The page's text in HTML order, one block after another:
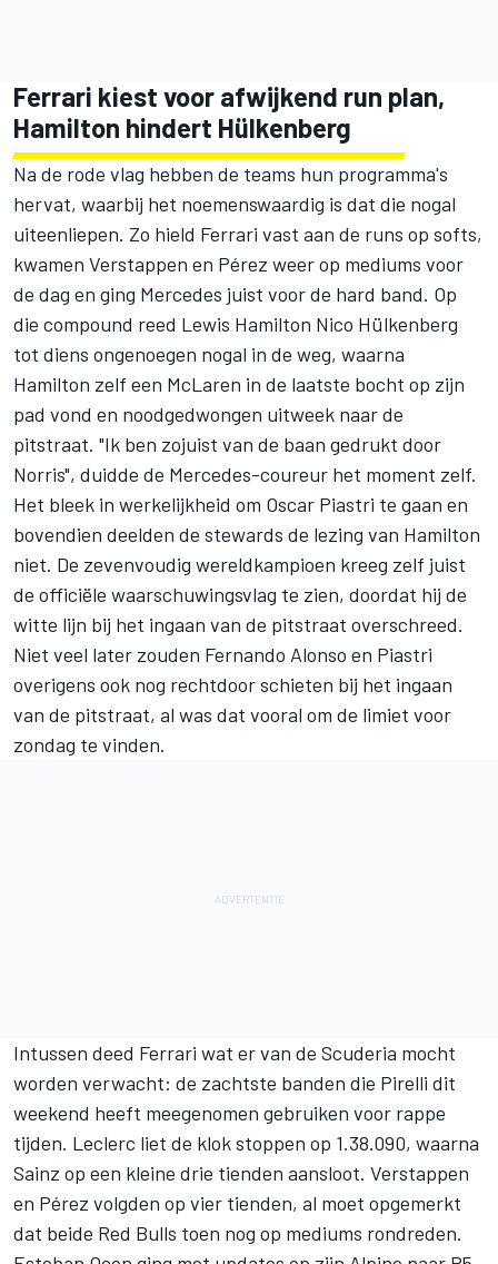
Ferrari kiest voor afwijkend run plan,
Hamilton hindert Hülkenberg
Na de rode vlag hebben de teams hun programma's
hervat, waarbij het noemenswaardig is dat die nogal
uiteenliepen. Zo hield Ferrari vast aan de runs op softs,
kwamen Verstappen en Pérez weer op mediums voor
de dag en ging Mercedes juist voor de hard band. Op
die compound reed Lewis Hamilton Nico Hülkenberg
tot diens ongenoegen nogal in de weg, waarna
Hamilton zelf een McLaren in de laatste bocht op zijn
pad vond en noodgedwongen uitweek naar de
pitstraat. "Ik ben zojuist van de baan gedrukt door
Norris", duidde de Mercedes-coureur het moment zelf.
Het bleek in werkelijkheid om Oscar Piastri te gaan en
bovendien deelden de stewards de lezing van Hamilton
niet. De zevenvoudig wereldkampioen kreeg zelf juist
de officiële waarschuwingsvlag te zien, doordat hij de
witte lijn bij het ingaan van de pitstraat overschreed.
Niet veel later zouden Fernando Alonso en Piastri
overigens ook nog rechtdoor schieten bij het ingaan
van de pitstraat, al was dat vooral om de limiet voor
zondag te vinden.
Intussen deed Ferrari wat er van de Scuderia mocht
worden verwacht: de zachtste banden die Pirelli dit
weekend heeft meegenomen gebruiken voor rappe
tijden. Leclerc liet de klok stoppen op 1.38.090, waarna
Sainz op een kleine drie tienden aansloot. Verstappen
en Pérez volgden op vier tienden, al moet opgemerkt
dat beide Red Bulls toen nog op mediums rondreden.